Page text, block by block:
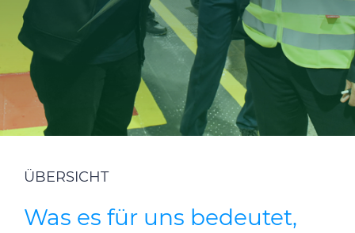
CABLE APP
INSIGHT
PRYSMIAN CLUB
GLOBAL WEBSITE
ÜBERSICHT
Was es für uns bedeutet,